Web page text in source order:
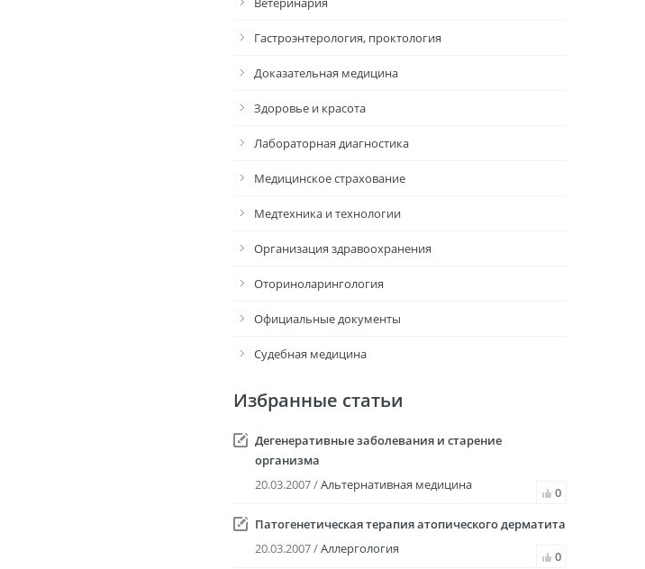
Гастроэнтерология, проктология
Доказательная медицина
Здоровье и красота
Лабораторная диагностика
Медицинское страхование
Медтехника и технологии
Организация здравоохранения
Оториноларингология
Официальные документы
Судебная медицина
Избранные статьи
Дегенеративные заболевания и старение
организма
20.03.2007 /Альтернативная медицина
0
Патогенетическая терапия атопического дерматита
20.03.2007 /Аллергология 0